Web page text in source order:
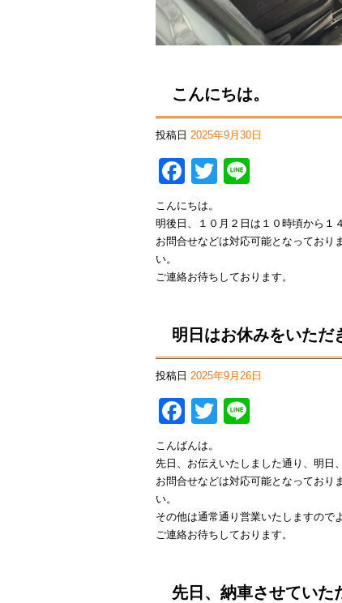
こんにちは。
投稿日 2025年9月30日
Facebook
Twitter
こんにちは。
明後日、１０月２日は１０時頃から１
お問合せなどは対応可能となっており
い。
ご連絡お待ちしております。
明日はお休みをいただ
投稿日 2025年9月26日
Facebook
Twitter
こんばんは。
先日、お伝えいたしました通り、明日
お問合せなどは対応可能となっており
い。
その他は通常通り営業いたしますので
ご連絡お待ちしております。
先日、納車させていた